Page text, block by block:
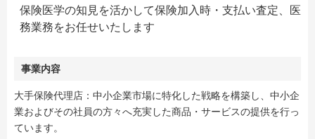
保険医学の知見を活かして保険加入時・支払い査定、医
務業務をお任せいたします
事業内容
大手保険代理店：中小企業市場に特化した戦略を構築し、中小企
業およびその社員の方々へ充実した商品・サービスの提供を行っ
ています。